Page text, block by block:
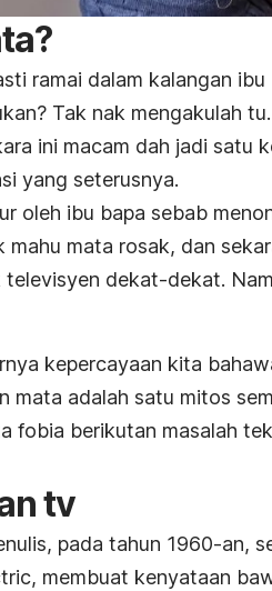
ramai dalam kalangan
Tak nak mengakulah tu.
ini macam dah jadi satu
yang seterusnya.
oleh ibu bapa sebab
mata rosak, dan
dekat-dekat.
kepercayaan kita
mata adalah satu mitos
fobia berikutan masalah
tv
pada tahun 1960-an,
membuat kenyataan